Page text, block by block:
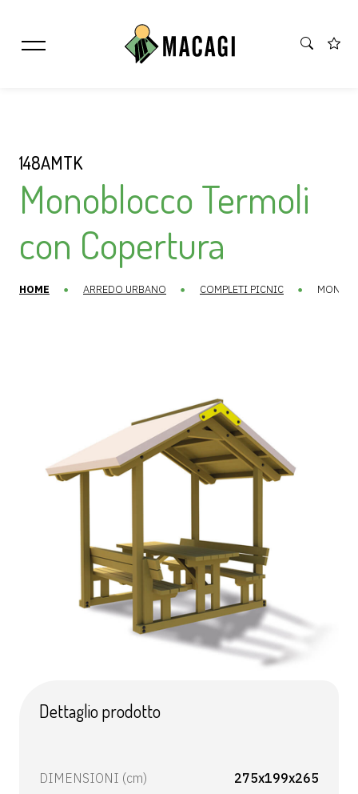
148AMTK
Monoblocco Termoli
con Copertura
HOME ARREDO URBANO COMPLETI PICNIC
Dettaglio prodotto
DIMENSIONI (cm) 275x199x265